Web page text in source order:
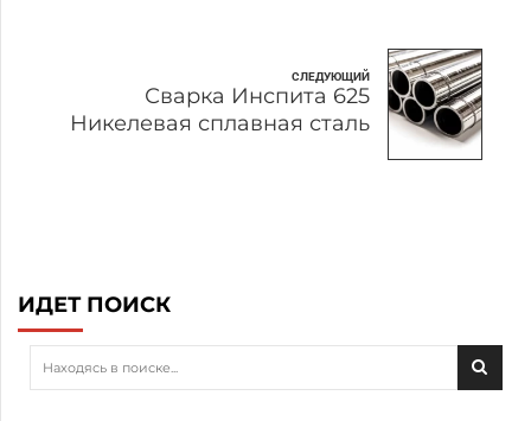
СЛЕДУЮЩИЙ
Сварка Инспита 625
Никелевая сплавная сталь
ИДЕТ ПОИСК